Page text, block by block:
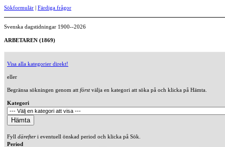
Sökformulär | Färdiga frågor
Svenska dagstidningar 1900--2026
ARBETAREN (1869)
Visa alla kategorier direkt!
eller
Begränsa sökningen genom att förstvälja en kategori att söka på och klicka på Hämta.
Kategori
Fyll därefteri eventuell önskad period och klicka på Sök.
Period